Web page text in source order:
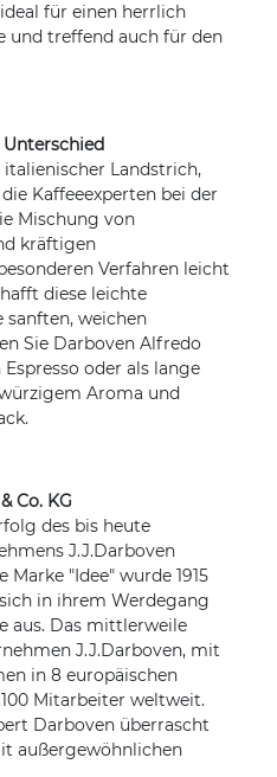
für einen herrlich
und treffend auch für den
Landstrich,
Kaffeeexperten bei der
Mischung von
kräftigen
Verfahren leicht
diese leichte
sanften, weichen
Sie Darboven Alfredo
Espresso oder als lange
Aroma und
Co. KG
des bis heute
J.J.Darboven
Marke "Idee" wurde 1915
in ihrem Werdegang
aus. Das mittlerweile
J.J.Darboven, mit
in 8 europäischen
Mitarbeiter weltweit.
Darboven überrascht
außergewöhnlichen